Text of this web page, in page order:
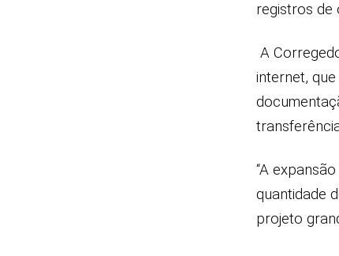
registros de
A
internet,
“A
quantidade
projeto